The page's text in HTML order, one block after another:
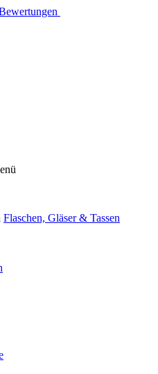
Flaschen, Gläser & Tassen